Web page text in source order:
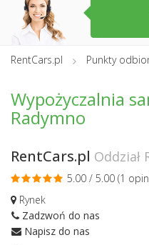
RentCars.pl Punkty
Wypożyczalnia
Radymno
RentCars.pl Oddział
5.00 / 5.00 (1
Rynek
Zadzwoń do nas
Napisz do nas